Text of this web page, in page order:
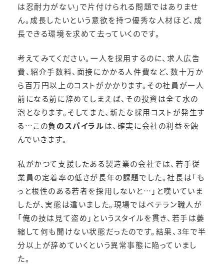
は忍耐力がない」で片付けられる問題ではありませ
ん。成長したいという意欲を持つ優秀な人材ほど、成
長できる環境を求めて去っていくのです。
考えてみてください。一人を採用するのに、求人広告
費、紹介手数料、面接にかかる人件費など、数十万か
ら百万円以上のコストがかかります。その社員が一人
前になる前に辞めてしまえば、その投資は全て水の
泡となります。そしてまた、新たな採用コストが発生す
る…この負のスパイラルは、確実に会社の利益を蝕
んでいきます。
私がかつて支援したある製造業の会社では、若手従
業員の定着率の低さが長年の課題でした。社長は「も
っと根性のある若者を採用しないと…」と嘆いていま
したが、実態は違いました。現場ではベテラン職人が
「俺の技は見て盗め」というスタイルを貫き、若手は萎
縮して何も聞けない状態だったのです。結果、3年で半
分以上が辞めていくという異常事態に陥っていまし
た。